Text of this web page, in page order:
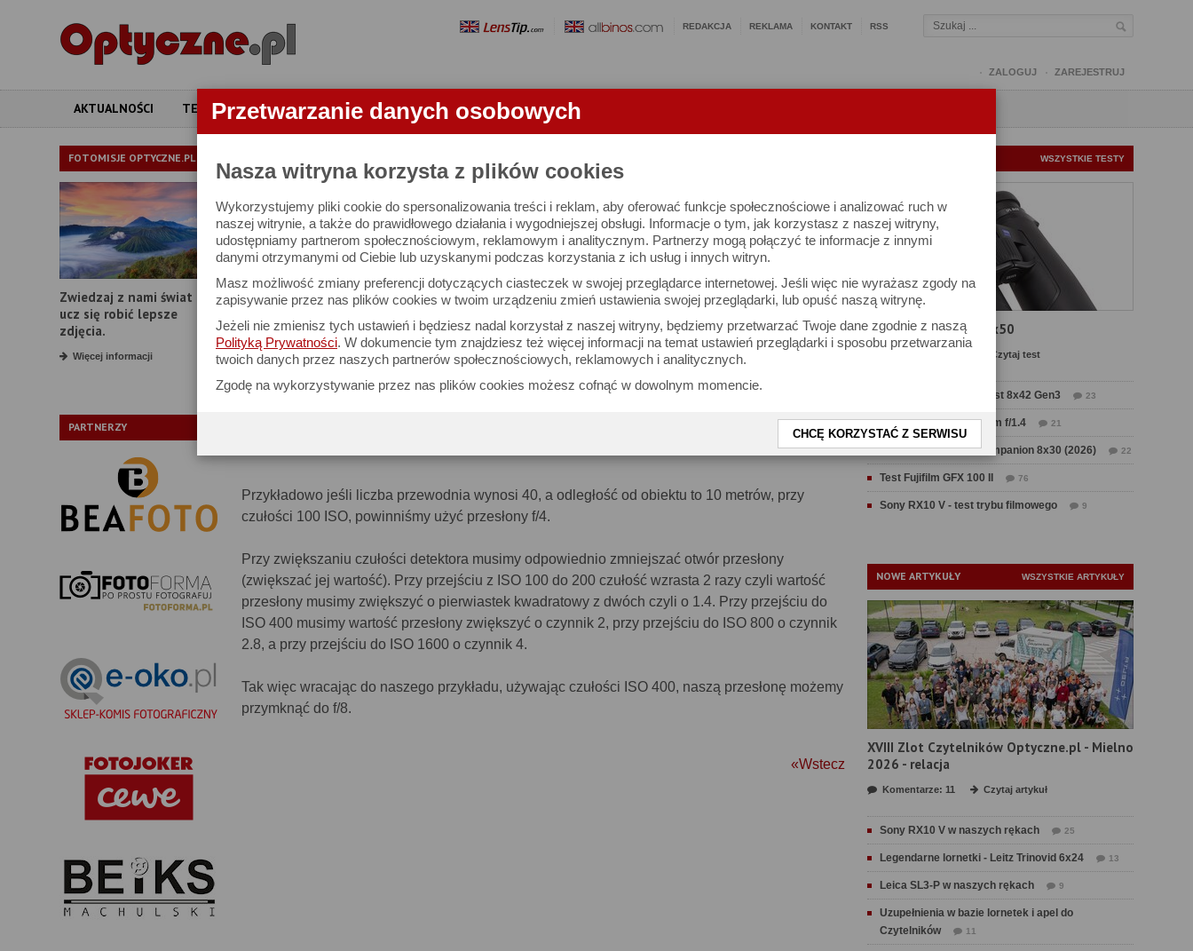
Przetwarzanie danych osobowych
Nasza witryna korzysta z plików cookies
Wykorzystujemy pliki cookie do spersonalizowania treści i reklam, aby oferować funkcje społecznościowe i analizować ruch w
naszej witrynie, a także do prawidłowego działania i wygodniejszej obsługi. Informacje o tym, jak korzystasz z naszej witryny,
udostępniamy partnerom społecznościowym, reklamowym i analitycznym. Partnerzy mogą połączyć te informacje z innymi
danymi otrzymanymi od Ciebie lub uzyskanymi podczas korzystania z ich usług i innych witryn.
Masz możliwość zmiany preferencji dotyczących ciasteczek w swojej przeglądarce internetowej. Jeśli więc nie wyrażasz zgody na
zapisywanie przez nas plików cookies w twoim urządzeniu zmień ustawienia swojej przeglądarki, lub opuść naszą witrynę.
Jeżeli nie zmienisz tych ustawień i będziesz nadal korzystał z naszej witryny, będziemy przetwarzać Twoje dane zgodnie z naszą
Polityką Prywatności. W dokumencie tym znajdziesz też więcej informacji na temat ustawień przeglądarki i sposobu przetwarzania
twoich danych przez naszych partnerów społecznościowych, reklamowych i analitycznych.
Zgodę na wykorzystywanie przez nas plików cookies możesz cofnąć w dowolnym momencie.
CHCĘ KORZYSTAĆ Z SERWISU
REDAKCJA REKLAMA KONTAKT RSS
ZALOGUJ ZAREJESTRUJ
AKTUALNOŚCI TESTY ARTYKUŁY APARATY OBIEKTYWY LORNETKI
FOTOMISJE OPTYCZNE.PL
Zwiedzaj z nami świat i
ucz się robić lepsze
zdjęcia.
Więcej informacji
PARTNERZY
SŁOWNICZEK
Liczba przewodnia
Liczba przewodnia, zwana także liczbą szacunkową, to iloczyn odległości lampy błyskowej od
oświetlanego przedmiotu i wartości przesłony, takiej aby zdjęcie było poprawnie naświetlone
przy założeniu czułości 100 ISO. Podana przez producenta lampy liczba przewodnia pozwala
obliczyć poprawną wartość zastosowanej przesłony przy znanej odległości do fotografowanego
przedmiotu.
Przykładowo jeśli liczba przewodnia wynosi 40, a odległość od obiektu to 10 metrów, przy
czułości 100 ISO, powinniśmy użyć przesłony f/4.
Przy zwiększaniu czułości detektora musimy odpowiednio zmniejszać otwór przesłony
(zwiększać jej wartość). Przy przejściu z ISO 100 do 200 czułość wzrasta 2 razy czyli wartość
przesłony musimy zwiększyć o pierwiastek kwadratowy z dwóch czyli o 1.4. Przy przejściu do
ISO 400 musimy wartość przesłony zwiększyć o czynnik 2, przy przejściu do ISO 800 o czynnik
2.8, a przy przejściu do ISO 1600 o czynnik 4.
Tak więc wracając do naszego przykładu, używając czułości ISO 400, naszą przesłonę możemy
przymknąć do f/8.
«Wstecz
WSZYSTKIE TESTY
Test Carl Zeiss SFL 8x50
Czytaj test
Test Delta Optical Forest 8x42 Gen3 23
Test Sirui Aurora 35 mm f/1.4 21
Test Swarovski CL Companion 8x30 (2026) 22
Test Fujifilm GFX 100 II 76
Sony RX10 V - test trybu filmowego 9
NOWE ARTYKUŁY WSZYSTKIE ARTYKUŁY
XVIII Zlot Czytelników Optyczne.pl - Mielno
2026 - relacja
Komentarze: 11 Czytaj artykuł
Sony RX10 V w naszych rękach 25
Legendarne lornetki - Leitz Trinovid 6x24 13
Leica SL3-P w naszych rękach 9
Uzupełnienia w bazie lornetek i apel do
Czytelników
11